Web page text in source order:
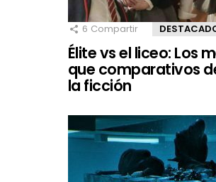
6 Compartir
Élite vs el liceo: Los
que comparativos
la ficción